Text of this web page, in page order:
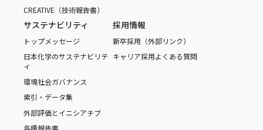
CREATIVE（技術報告書）
サステナビリティ
トップメッセージ
日本化学のサステナビリテ
ィ
環境社会ガバナンス
索引・データ集
外部評価とイニシアチブ
各種報告書
採用情報
新卒採用（外部リンク）
キャリア採用よくある質問